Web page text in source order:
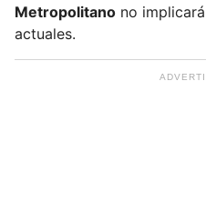
Metropolitano no
actuales.